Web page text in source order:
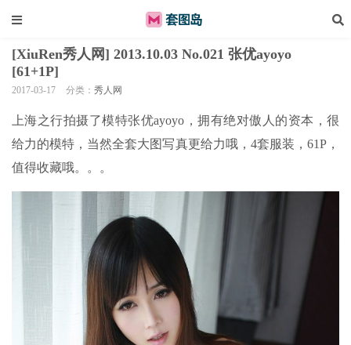
[XiuRen秀人网] 2013.10.03 No.021 张优ayoyo
[61+1P]
2017-03-17 分类： 秀人网
上海之行拍摄了模特张优ayoyo，拥有绝对傲人的资本，很
给力的模特，当然全套大图写真更给力哦，4套服装，61P，
值得收藏哦。。。